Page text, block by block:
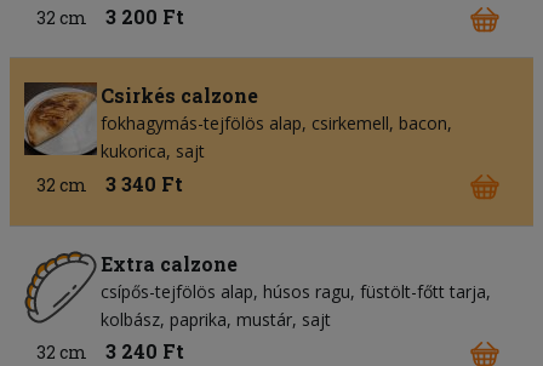
32 cm 3 200 Ft
Csirkés calzone
fokhagymás-tejfölös alap csirkemell bacon
kukorica sajt
32 cm
3 340 Ft
Extra calzone
csípős-tejfölös alap húsos ragu füstölt-főtt tarja
kolbász paprika mustár sajt
32 cm
3 240 Ft